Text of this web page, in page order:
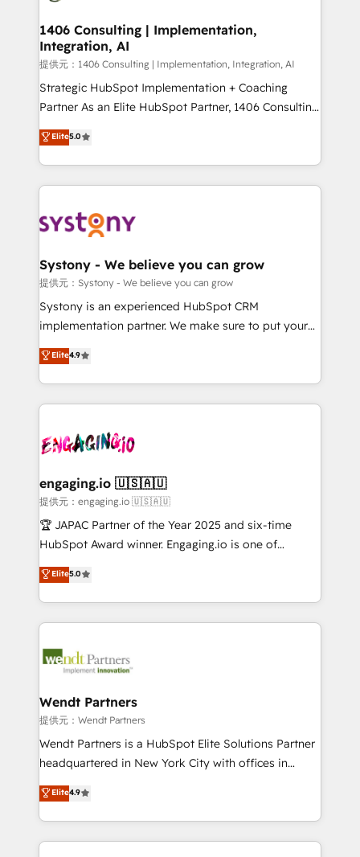
and loop marketing, content, and digital creativity.
Our multicultural team works in Spanish, Portuguese,
and English to design scalable strategies that drive
measurable growth. 🌎 Highlights: • 10+ years as a
HubSpot partner. • 2023 Impact Awards: Platform
LATAM 2022, 2023, 2024, 2025. • Partner of the Year
2024. • Organizer of Aliados.ai (AI, marketing & tech
faster, smarter, and with impact.
1406 Consulting | Implementation,
Integration, AI
提供元：1406 Consulting | Implementation, Integration, AI
Strategic HubSpot Implementation + Coaching
Partner As an Elite HubSpot Partner, 1406 Consulting
helps mid-market revenue teams transform how
they sell, market, and serve. We don't just build your
HubSpot—we teach your team to own it, then stay
to help you keep winning. What We Do ⚙️ CRM
Data & Content 📈 Sales & Marketing Alignment +
Agent Creation 🔄 Custom Integrations & Data
Migration Why 1406 We become part of your team.
Your team learns while we build. We fix what others
broke. Built for mid-market reality—practical
constraints. By the Numbers 🏆 Top 1% of all
HubSpot partners 🔄 Top 5% globally in client
ops at mid-market companies ready to move
beyond spreadsheets into unified systems that
drive real business results.
Elite5.0
Systony - We believe you can grow
提供元：Systony - We believe you can grow
Systony is an experienced HubSpot CRM
implementation partner. We make sure to put your
organization's needs and goals first and think along
with your organization. We are only satisfied once
you are too. Why Systony? - 20+ years of
experience with CRM, Marketing, Sales & Service
Own back-end developers - Complex data
View, SuperOffice) - Custom integrations (e.g. MS
Business Central, Navision, AX, SAP, Exact, AFAS) We
focus on growing B2B companies in the SME sector
such as manufacturing, SaaS, business services and
partner, we know how important user adoption is.
That's why we have developed a step-by-step
technology and people with each other. Together we
strive for optimal customer processes and
Elite4.9
engaging.io 🇺🇸🇦🇺
提供元：engaging.io 🇺🇸🇦🇺
🏆 JAPAC Partner of the Year 2025 and six-time
HubSpot Award winner. Engaging.io is one of
HubSpot’s most experienced Agency Partners
globally, delivering complex HubSpot
implementations for 16+ years. With 700+ projects
completed across APAC and North America, we help
migrations, custom integrations, data architecture,
Salesforce, Microsoft Dynamics, and legacy CRM
migrations; custom integrations with platforms
including Ticketmaster, Ticketek, SevenRooms,
NetSuite, Snowflake, and Salesforce; HubSpot CMS
a Ticketmaster Nexus Partner, we deliver advanced
sports and events integrations in the HubSpot
Elite5.0
Wendt Partners
提供元：Wendt Partners
Wendt Partners is a HubSpot Elite Solutions Partner
headquartered in New York City with offices in
Toronto, London and Melbourne. As a global
HubSpot partner, we specialize in working with
sophisticated B2B companies to implement the
HubSpot CRM platform across client organizations.
Elite4.9